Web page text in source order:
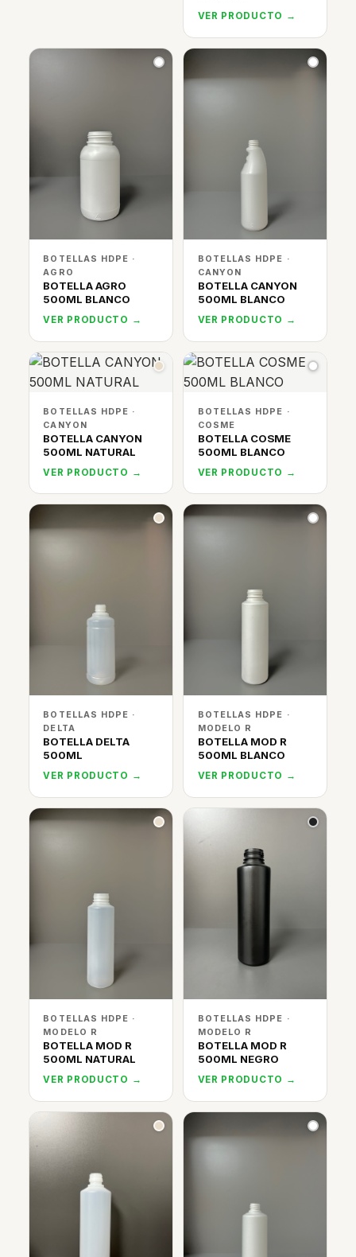
VER PRODUCTO →
BOTELLAS HDPE ·
AGRO
BOTELLA AGRO
500ML BLANCO
VER PRODUCTO →
BOTELLAS HDPE ·
CANYON
BOTELLA CANYON
500ML BLANCO
VER PRODUCTO →
BOTELLAS HDPE ·
CANYON
BOTELLA CANYON
500ML NATURAL
VER PRODUCTO →
BOTELLAS HDPE ·
COSME
BOTELLA COSME
500ML BLANCO
VER PRODUCTO →
BOTELLAS HDPE ·
DELTA
BOTELLA DELTA
500ML
VER PRODUCTO →
BOTELLAS HDPE ·
MODELO R
BOTELLA MOD R
500ML BLANCO
VER PRODUCTO →
BOTELLAS HDPE ·
MODELO R
BOTELLA MOD R
500ML NATURAL
VER PRODUCTO →
BOTELLAS HDPE ·
MODELO R
BOTELLA MOD R
500ML NEGRO
VER PRODUCTO →